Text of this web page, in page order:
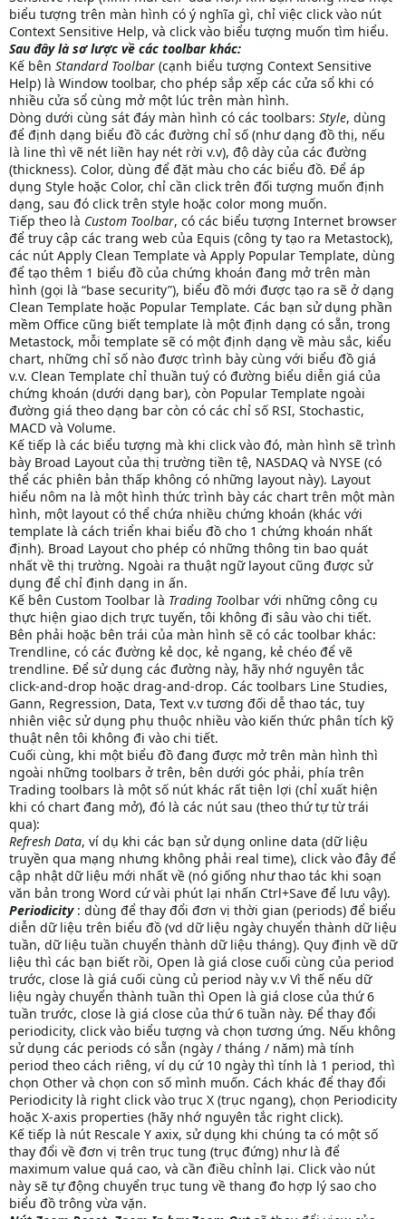
biểu tượng trên màn hình có ý nghĩa gì, chỉ việc click vào nút
Context Sensitive Help, và click vào biểu tượng muốn tìm hiểu.
Sau đây là sơ lược về các toolbar khác:
Kế bên Standard Toolbar (cạnh biểu tượng Context Sensitive
Help) là Window toolbar, cho phép sắp xếp các cửa sổ khi có
nhiều cửa sổ cùng mở một lúc trên màn hình.
Dòng dưới cùng sát đáy màn hình có các toolbars: Style, dùng
để định dạng biểu đồ các đường chỉ số (như dạng đồ thị, nếu
là line thì vẽ nét liền hay nét rời v.v), độ dày của các đường
(thickness). Color, dùng để đặt màu cho các biểu đồ. Để áp
dụng Style hoặc Color, chỉ cần click trên đối tượng muốn định
dạng, sau đó click trên style hoặc color mong muốn.
Tiếp theo là Custom Toolbar, có các biểu tượng Internet browser
để truy cập các trang web của Equis (công ty tạo ra Metastock),
các nút Apply Clean Template và Apply Popular Template, dùng
để tạo thêm 1 biểu đồ của chứng khoán đang mở trên màn
hình (gọi là “base security”), biểu đồ mới được tạo ra sẽ ở dạng
Clean Template hoặc Popular Template. Các bạn sử dụng phần
mềm Office cũng biết template là một định dạng có sẵn, trong
Metastock, mỗi template sẽ có một định dạng về màu sắc, kiểu
chart, những chỉ số nào được trình bày cùng với biểu đồ giá
v.v. Clean Template chỉ thuần tuý có đường biểu diễn giá của
chứng khoán (dưới dạng bar), còn Popular Template ngoài
đường giá theo dạng bar còn có các chỉ số RSI, Stochastic,
MACD và Volume.
Kế tiếp là các biểu tượng mà khi click vào đó, màn hình sẽ trình
bày Broad Layout của thị trường tiền tệ, NASDAQ và NYSE (có
thể các phiên bản thấp không có những layout này). Layout
hiểu nôm na là một hình thức trình bày các chart trên một màn
hình, một layout có thể chứa nhiều chứng khoán (khác với
template là cách triển khai biểu đồ cho 1 chứng khoán nhất
định). Broad Layout cho phép có những thông tin bao quát
nhất về thị trường. Ngoài ra thuật ngữ layout cũng được sử
dụng để chỉ định dạng in ấn.
Kế bên Custom Toolbar là Trading Toolbar với những công cụ
thực hiện giao dịch trực tuyến, tôi không đi sâu vào chi tiết.
Bên phải hoặc bên trái của màn hình sẽ có các toolbar khác:
Trendline, có các đường kẻ dọc, kẻ ngang, kẻ chéo để vẽ
trendline. Để sử dụng các đường này, hãy nhớ nguyên tắc
click-and-drop hoặc drag-and-drop. Các toolbars Line Studies,
Gann, Regression, Data, Text v.v tương đối dễ thao tác, tuy
nhiên việc sử dụng phụ thuộc nhiều vào kiến thức phân tích kỹ
thuật nên tôi không đi vào chi tiết.
Cuối cùng, khi một biểu đồ đang được mở trên màn hình thì
ngoài những toolbars ở trên, bên dưới góc phải, phía trên
Trading toolbars là một số nút khác rất tiện lợi (chỉ xuất hiện
khi có chart đang mở), đó là các nút sau (theo thứ tự từ trái
qua):
Refresh Data, ví dụ khi các bạn sử dụng online data (dữ liệu
truyền qua mạng nhưng không phải real time), click vào đây để
cập nhật dữ liệu mới nhất về (nó giống như thao tác khi soạn
văn bản trong Word cứ vài phút lại nhấn Ctrl+Save để lưu vậy).
Periodicity : dùng để thay đổi đơn vị thời gian (periods) để biểu
diễn dữ liệu trên biểu đồ (vd dữ liệu ngày chuyển thành dữ liệu
tuần, dữ liệu tuần chuyển thành dữ liệu tháng). Quy định về dữ
liệu thì các bạn biết rồi, Open là giá close cuối cùng của period
trước, close là giá cuối cùng củ period này v.v Vì thế nếu dữ
liệu ngày chuyển thành tuần thì Open là giá close của thứ 6
tuần trước, close là giá close của thứ 6 tuần này. Để thay đổi
periodicity, click vào biểu tượng và chọn tương ứng. Nếu không
sử dụng các periods có sẵn (ngày / tháng / năm) mà tính
period theo cách riêng, ví dụ cứ 10 ngày thì tính là 1 period, thì
chọn Other và chọn con số mình muốn. Cách khác để thay đổi
Periodicity là right click vào trục X (trục ngang), chọn Periodicity
hoặc X-axis properties (hãy nhớ nguyên tắc right click).
Kế tiếp là nút Rescale Y axix, sử dụng khi chúng ta có một số
thay đổi về đơn vị trên trục tung (trục đứng) như là để
maximum value quá cao, và cần điều chỉnh lại. Click vào nút
này sẽ tự động chuyển trục tung về thang đo hợp lý sao cho
biểu đồ trông vừa vặn.